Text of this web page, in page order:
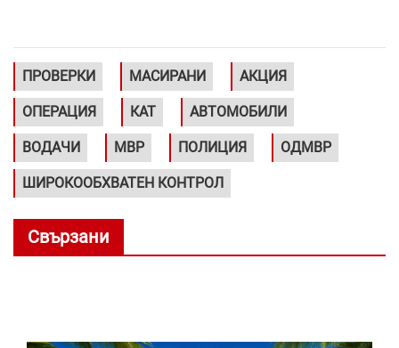
ПРОВЕРКИ МАСИРАНИ АКЦИЯ
ОПЕРАЦИЯ КАТ АВТОМОБИЛИ
ВОДАЧИ МВР ПОЛИЦИЯ ОДМВР
ШИРОКООБХВАТЕН КОНТРОЛ
Свързани